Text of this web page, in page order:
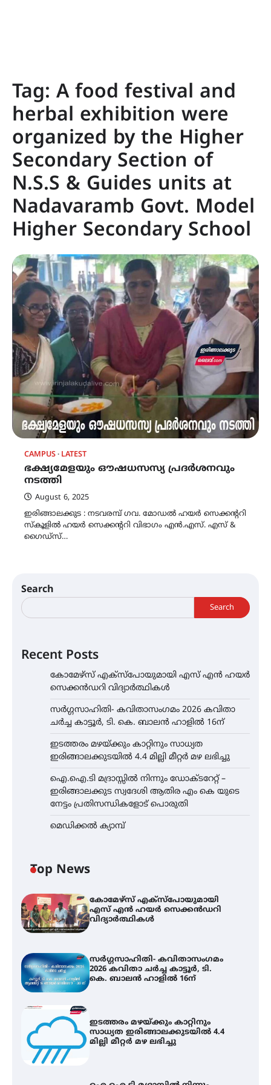
Tag: A food festival and
herbal exhibition were
organized by the Higher
Secondary Section of
N.S.S & Guides units at
Nadavaramb Govt. Model
Higher Secondary School
CAMPUS LATEST
ഭക്ഷ്യമേളയും ഔഷധസസ്യ പ്രദർശനവും
നടത്തി
August 6, 2025
ഇരിങ്ങാലക്കുട : നടവരമ്പ് ഗവ. മോഡൽ ഹയർ സെക്കൻ്ററി
സ്കൂളിൽ ഹയർ സെക്കൻ്ററി വിഭാഗം എൻ.എസ്. എസ് &
ഗൈഡ്സ്…
Search
Search
Recent Posts
കോമേഴ്സ് എക്സ്പോയുമായി എസ് എൻ ഹയർ
സെക്കൻഡറി വിദ്യാർത്ഥികൾ
സർഗ്ഗസാഹിതി- കവിതാസംഗമം 2026 കവിതാ
ചർച്ച കാട്ടൂർ, ടി. കെ. ബാലൻ ഹാളിൽ 16ന്
ഇടത്തരം മഴയ്ക്കും കാറ്റിനും സാധ്യത
ഇരിങ്ങാലക്കുടയിൽ 4.4 മില്ലി മീറ്റർ മഴ ലഭിച്ചു
ഐ.ഐ.ടി മദ്രാസ്സിൽ നിന്നും ഡോക്ടറേറ്റ് –
ഇരിങ്ങാലക്കുട സ്വദേശി ആതിര എം കെ യുടെ
നേട്ടം പ്രതിസന്ധികളോട് പൊരുതി
മെഡിക്കൽ ക്യാമ്പ്
Top News
കോമേഴ്സ് എക്സ്പോയുമായി
എസ് എൻ ഹയർ സെക്കൻഡറി
വിദ്യാർത്ഥികൾ
സർഗ്ഗസാഹിതി- കവിതാസംഗമം
2026 കവിതാ ചർച്ച കാട്ടൂർ, ടി.
കെ. ബാലൻ ഹാളിൽ 16ന്
ഇടത്തരം മഴയ്ക്കും കാറ്റിനും
സാധ്യത ഇരിങ്ങാലക്കുടയിൽ 4.4
മില്ലി മീറ്റർ മഴ ലഭിച്ചു